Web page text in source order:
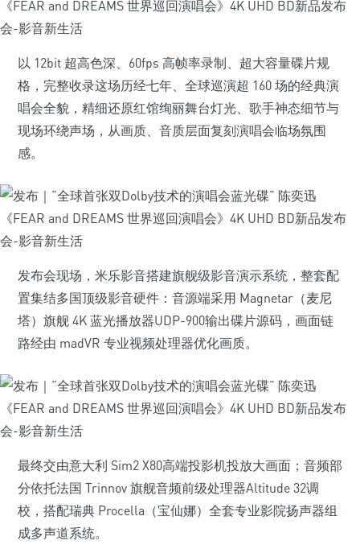
以 12bit 超高色深、60fps 高帧率录制、超大容量碟片规
格，完整收录这场历经七年、全球巡演超 160 场的经典演
唱会全貌，精细还原红馆绚丽舞台灯光、歌手神态细节与
现场环绕声场，从画质、音质层面复刻演唱会临场氛围
感。
发布会现场，米乐影音搭建旗舰级影音演示系统，整套配
置集结多国顶级影音硬件：音源端采用 Magnetar（麦尼
塔）旗舰 4K 蓝光播放器UDP-900输出碟片源码，画面链
路经由 madVR 专业视频处理器优化画质。
最终交由意大利 Sim2 X80高端投影机投放大画面；音频部
分依托法国 Trinnov 旗舰音频前级处理器Altitude 32调
校，搭配瑞典 Procella（宝仙娜）全套专业影院扬声器组
成多声道系统。